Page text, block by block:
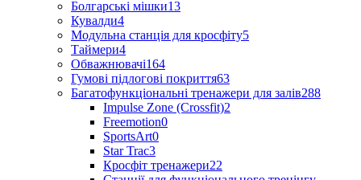
Болгарські мішки13
Кувалди4
Модульна станція для кросфіту5
Таймери4
Обважнювачі164
Гумові підлогові покриття63
Багатофункціональні тренажери для залів288
Impulse Zone (Crossfit)2
Freemotion0
SportsArt0
Star Trac3
Кросфіт тренажери22